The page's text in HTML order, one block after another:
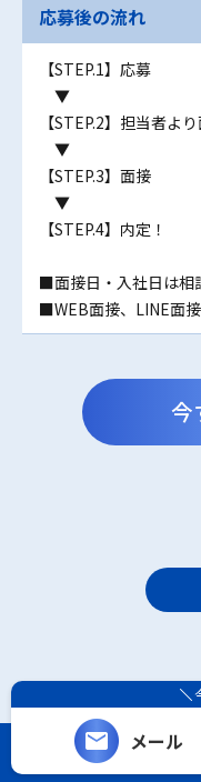
メール
応募後の流れ
【STEP.1】応募
▼
【STEP.2】担当者よ
▼
【STEP.3】面接
▼
【STEP.4】内定！
■面接日・入社日は相
■WEB面接、LINE面
今
Copyright